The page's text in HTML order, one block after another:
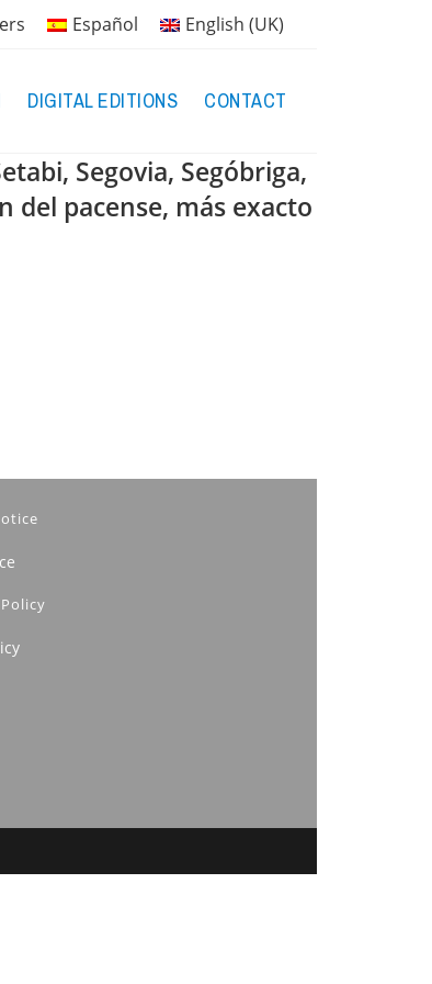
Español English (UK)
DIGITAL EDITIONS CONTACT
Segovia, Segóbriga,
del pacense, más exacto